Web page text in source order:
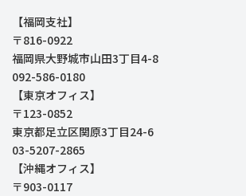
【福岡支社】
〒816-0922
福岡県大野城市山田3丁目4-8
092-586-0180
【東京オフィス】
〒123-0852
東京都足立区関原3丁目24-6
03-5207-2865
【沖縄オフィス】
〒903-0117